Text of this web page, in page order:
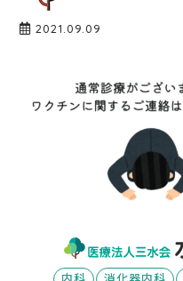
2021.09.09
内科 消化器内科